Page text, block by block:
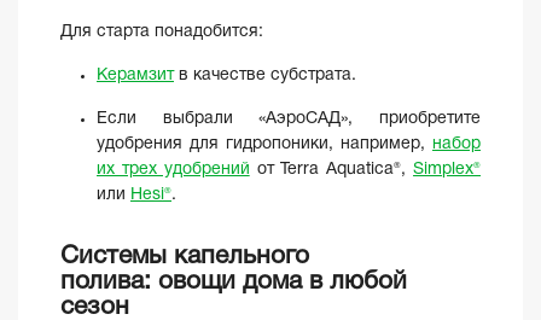
Для старта понадобится:
Керамзитв качестве субстрата.
Если выбрали «АэроСАД», приобретите
удобрения для гидропоники, например, набор
их трех удобрений от Terra Aquatica®,Simplex®
или Hesi®.
Системы капельного
полива: овощи дома в любой
сезон